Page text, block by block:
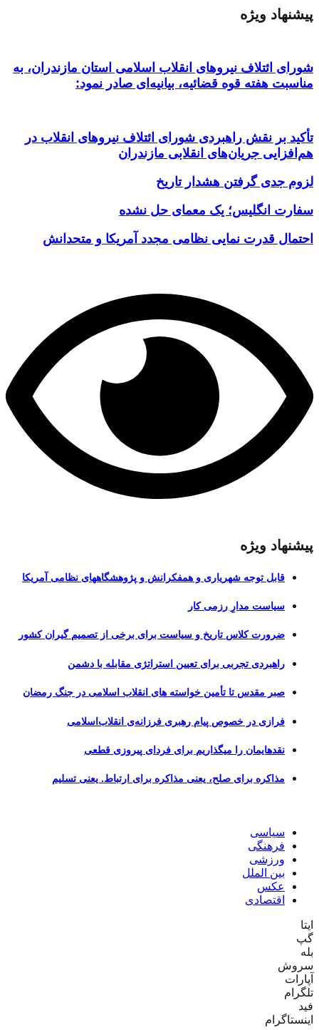
پیشنهاد ویژه
شورای ائتلاف نیروهای انقلاب اسلامی استان مازندران، به
مناسبت هفته قوه قضائیه، بیانیه‌ای صادر نمود:
تأکید بر نقش راهبردی شورای ائتلاف نیروهای انقلاب در
هم‌افزایی جریان‌های انقلابی مازندران
لزوم جدی گرفتن هشدار تاریخ
سفارت انگلیس؛ یک معمای حل نشده
احتمال قدرت نمایی نظامی مجدد آمریکا و متحدانش
پیشنهاد ویژه
قابل توجه شهریاری و همفکرانش و پژوهشگاههای نظامی آمریکا
سیاست مدارِ رزمی کار
ضرورت کلاس تاریخ و سیاست برای برخی از تصمیم گیران کشور
راهبردی تجربی برای تعیین استراتژی مقابله با دشمن
صبر مقدس تا تأمین خواسته های انقلاب اسلامی در جنگ رمضان
فرازی در خصوص پیام رهبری فرزانه‌ی انقلاب‌اسلامی
نقدهایمان را میگذاریم برای فردای پیروزی قطعی
مذاکره برای صلح، یعنی مذاکره برای ارتباط. یعنی تسلیم
سیاسی
فرهنگی
ورزشی
بین الملل
عکس
اقتصادی
ایتا
گپ
بله
سروش
آپارات
تلگرام
فید
اینستاگرام